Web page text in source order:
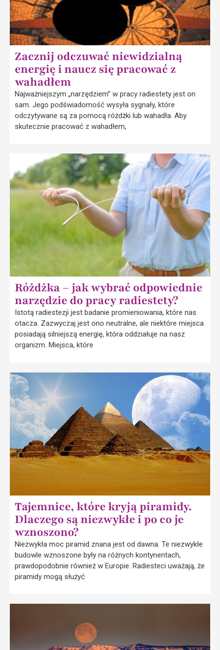
Zacznij odczuwać niewidzialną
energię i naucz się pracować z
wahadłem
Najważniejszym „narzędziem” w pracy radiestety jest on
sam. Jego podświadomość wysyła sygnały, które
odczytywane są za pomocą różdżki lub wahadła. Aby
skutecznie pracować z wahadłem,
Różdżka – jak wybrać odpowiednie
narzędzie do pracy radiestety?
Istotą radiestezji jest badanie promieniowania, które nas
otacza. Zazwyczaj jest ono neutralne, ale niektóre miejsca
posiadają silniejszą energię, która oddziałuje na nasz
organizm. Miejsca, które
Tajemnice, które kryją piramidy.
Dlaczego są niezwykłe i po co je
wznoszono?
Niezwykła moc piramid znana jest od dawna. Te niezwykłe
budowle wznoszone były na różnych kontynentach,
prawdopodobnie również w Europie. Radiesteci uważają, że
piramidy mogą służyć